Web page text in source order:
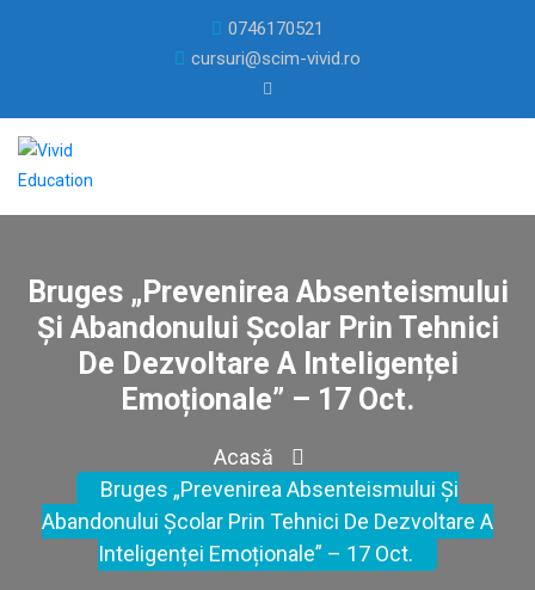
0746170521
cursuri@scim-vivid.ro
Bruges „Prevenirea Absenteismului
Și Abandonului Școlar Prin Tehnici
De Dezvoltare A Inteligenței
Emoționale” – 17 Oct.
Acasă
Bruges „Prevenirea Absenteismului Și
Abandonului Școlar Prin Tehnici De Dezvoltare A
Inteligenței Emoționale” – 17 Oct.